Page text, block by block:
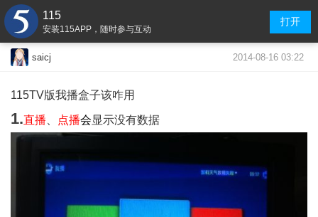
115
安装115APP，随时参与互动
打开
saicj 2014-08-16 03:22
115TV版我播盒子该咋用
1.直播 点播会显示没有数据